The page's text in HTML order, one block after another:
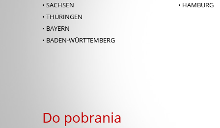
• SACHSEN
• THÜRINGEN
• BAYERN
• BADEN-WÜRTTEMBERG
• HAMBURG
Do pobrania